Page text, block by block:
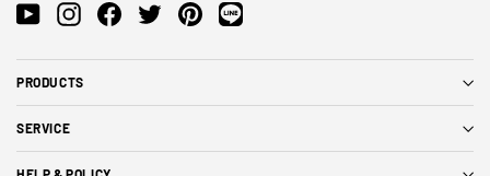
入
力
YouTube InstagramFacebookTwitter Pinterest
PRODUCTS
SERVICE